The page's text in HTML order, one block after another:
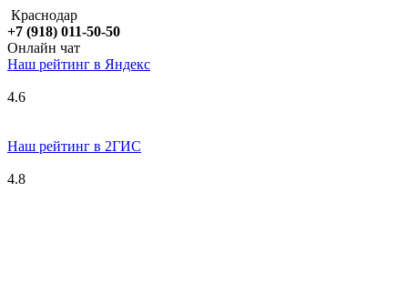
Краснодар
+7 (918) 011-50-50
Онлайн чат
Наш рейтинг в Яндекс
4.6
Наш рейтинг в 2ГИС
4.8